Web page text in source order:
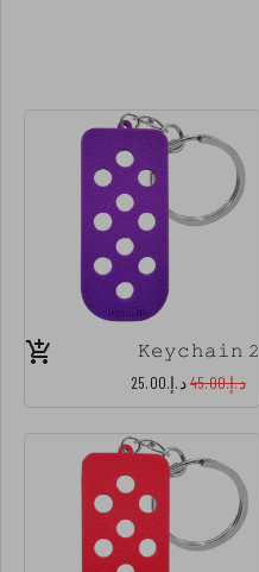
𝙺𝚎𝚢𝚌𝚑𝚊𝚒𝚗 𝟸
د.إ.‏45.00 د.إ.‏25.00